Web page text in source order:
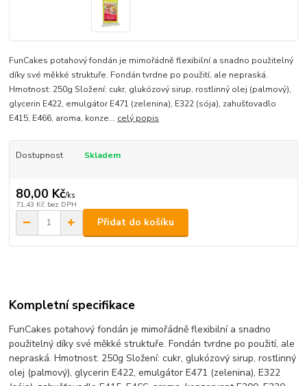
FunCakes potahový fondán je mimořádně flexibilní a snadno použitelný
díky své měkké struktuře. Fondán tvrdne po použití, ale nepraská.
Hmotnost: 250g Složení: cukr, glukózový sirup, rostlinný olej (palmový),
glycerin E422, emulgátor E471 (zelenina), E322 (sója), zahušťovadlo
E415, E466, aroma, konze... celý popis
Dostupnost Skladem
80,00 Kč/ks
71,43 Kč bez DPH
Přidat do košíku
Kompletní specifikace
FunCakes potahový fondán je mimořádně flexibilní a snadno
použitelný díky své měkké struktuře. Fondán tvrdne po použití, ale
nepraská. Hmotnost: 250g Složení: cukr, glukózový sirup, rostlinný
olej (palmový), glycerin E422, emulgátor E471 (zelenina), E322